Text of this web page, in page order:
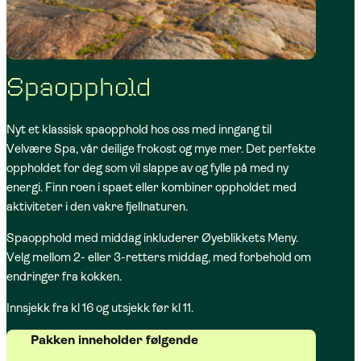
Spaopphold
Nyt et klassisk spaopphold hos oss med inngang til
Velvære Spa, vår deilige frokost og mye mer. Det perfekte
oppholdet for deg som vil slappe av og fylle på med ny
energi. Finn roen i spaet eller kombiner oppholdet med
aktiviteter i den vakre fjellnaturen.
Spaopphold med middag inkluderer Øyeblikkets Meny.
Velg mellom 2- eller 3-retters middag, med forbehold om
endringer fra kokken.
Innsjekk fra kl 16 og utsjekk før kl 11.
Pakken inneholder følgende